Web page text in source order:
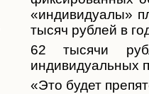
«индивидуалы»
тысяч рублей в
62 тысячи
индивидуальных
«Это будет